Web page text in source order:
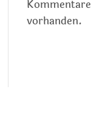
Kommentare
vorhanden.